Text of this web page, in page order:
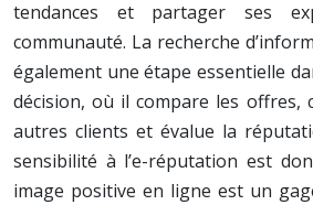
tendances et partager ses
communauté. La recherche
également une étape essentielle
décision, où il compare les offres,
autres clients et évalue la
sensibilité à l’e-réputation est
image positive en ligne est un